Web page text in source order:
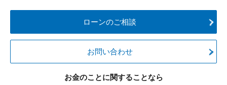
ローンのご相談
お問い合わせ
お金のことに関することなら